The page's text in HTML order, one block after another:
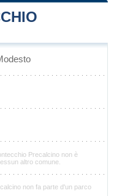
Precalcino non è
altro comune.
non fa parte d'un parco